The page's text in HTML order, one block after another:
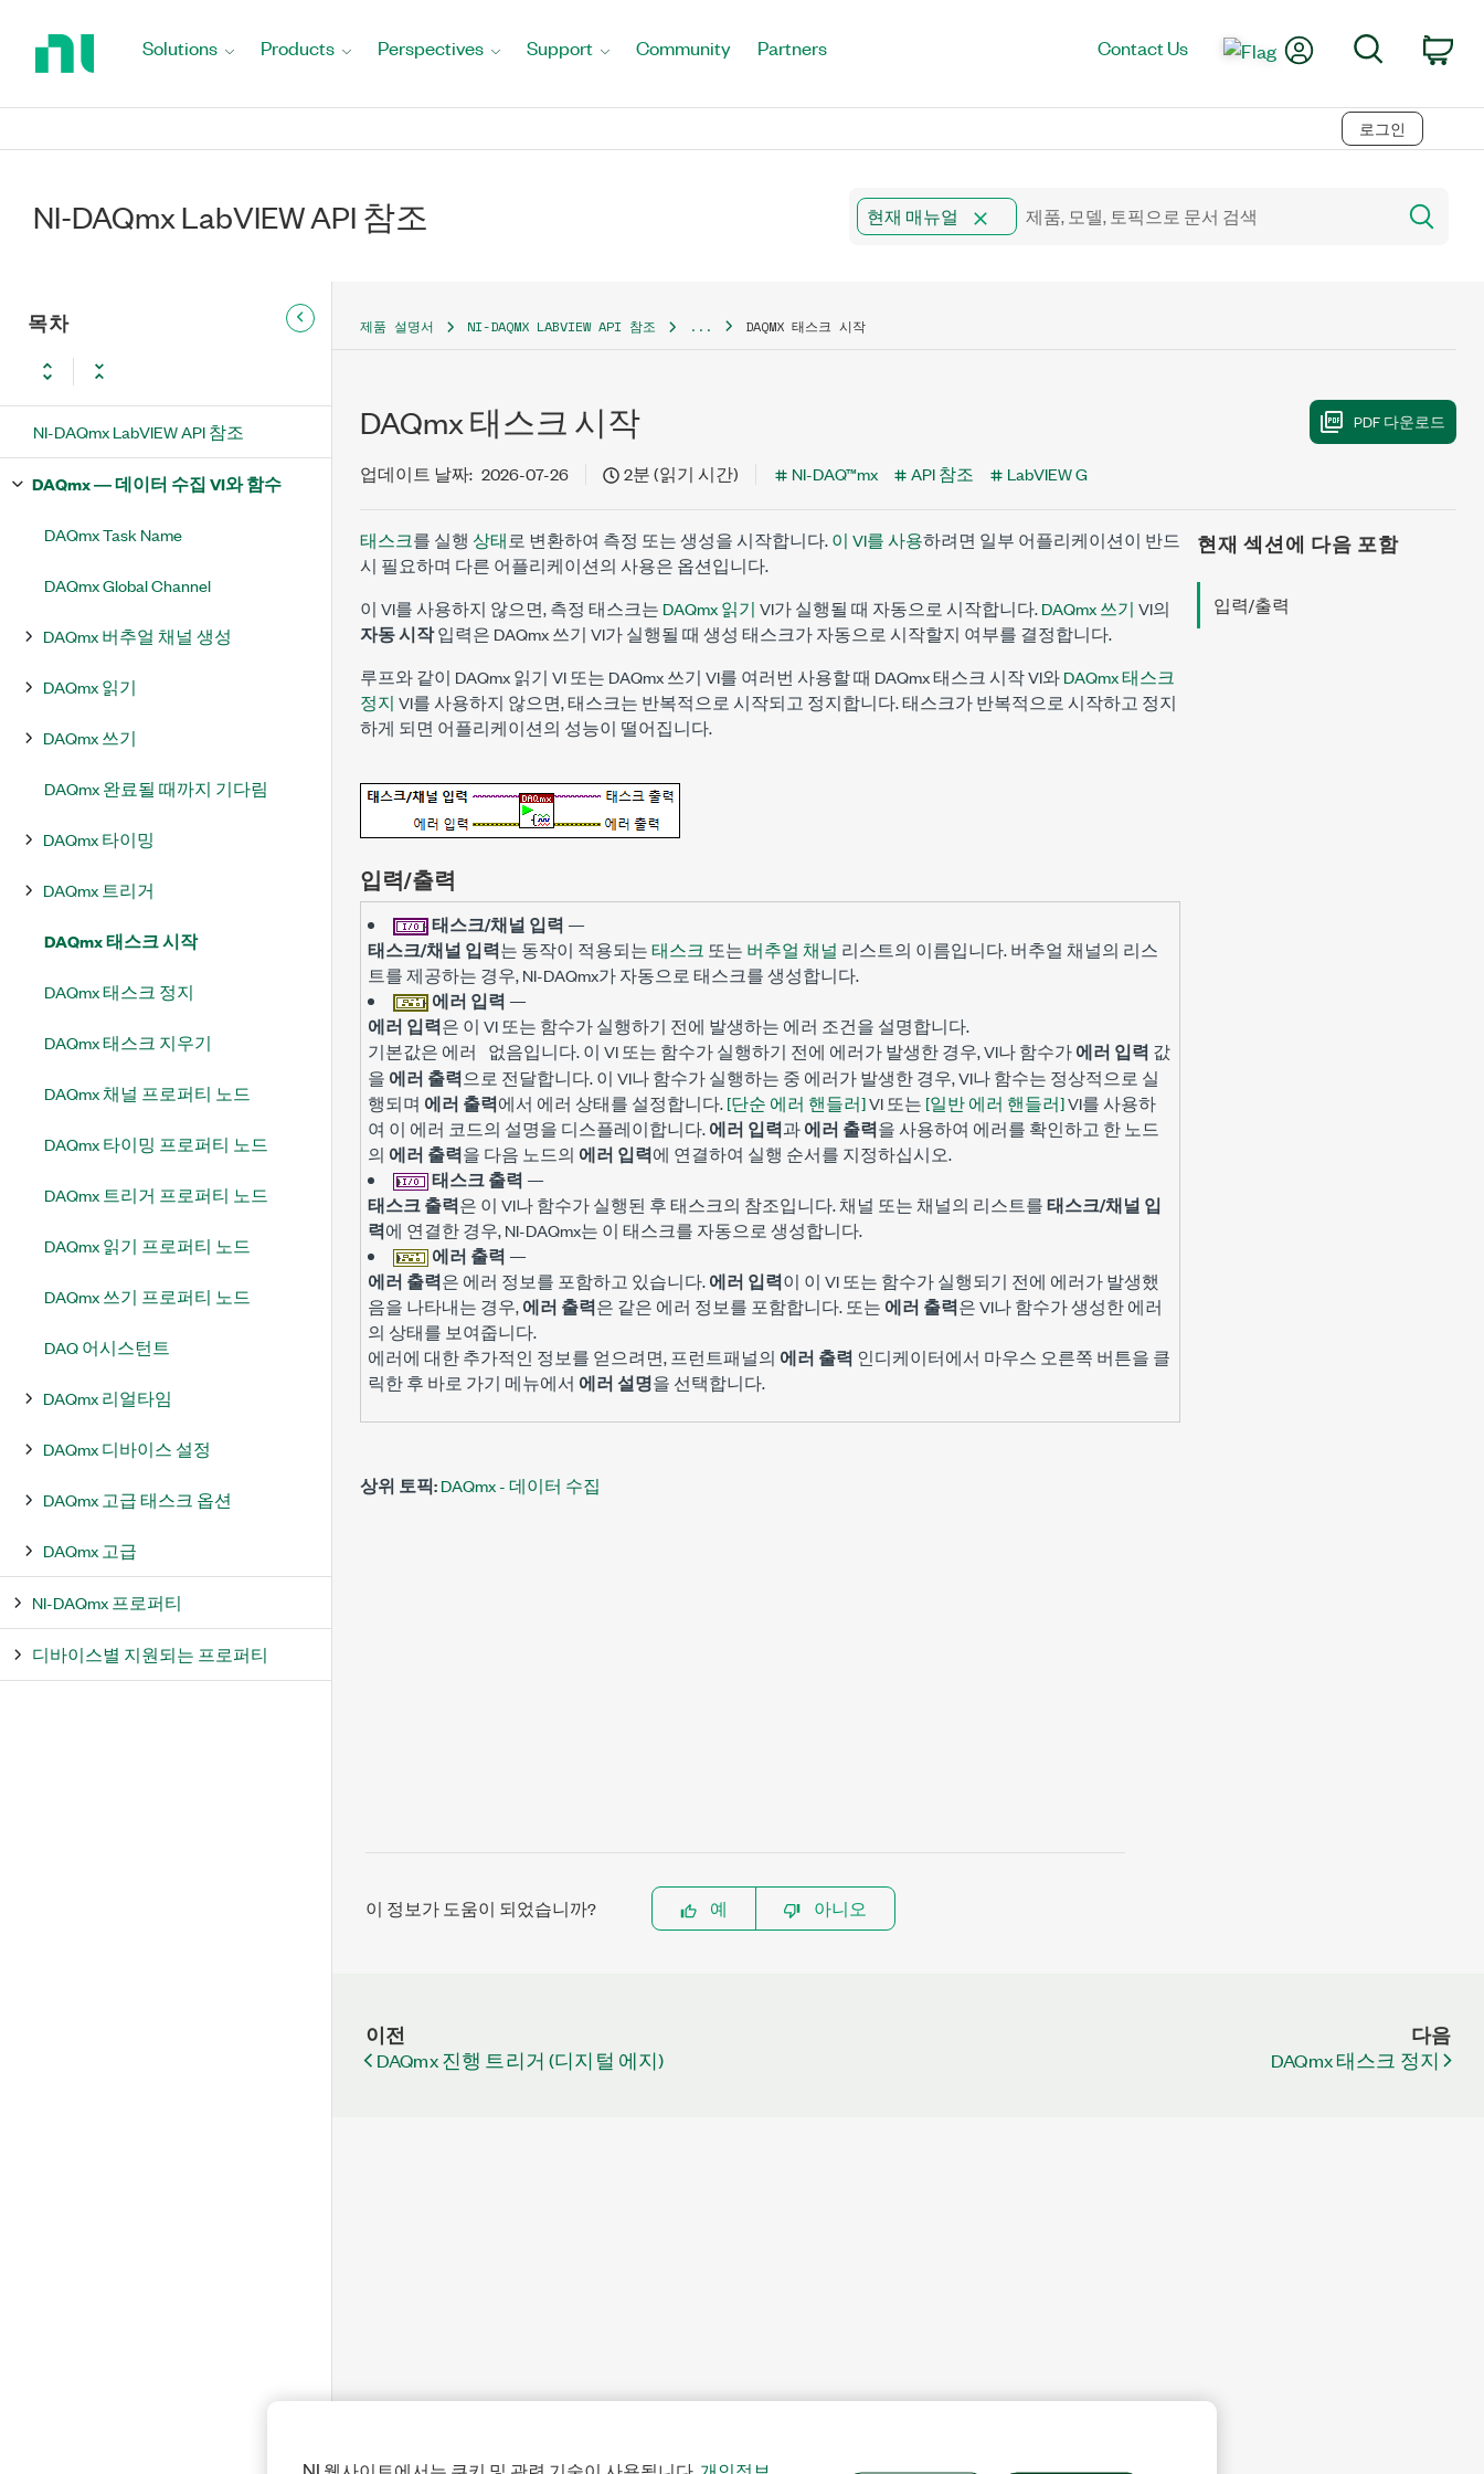
Solutions Products Perspectives Support Community Partners Contact Us My AccountSearch
로그인
NI-DAQmx LabVIEW API 참조 현재 매뉴얼
목차
NI-DAQmx LabVIEW API 참조
DAQmx ― 데이터 수집 VI와 함수
DAQmx Task Name
DAQmx Global Channel
DAQmx 버추얼 채널 생성
DAQmx 읽기
DAQmx 쓰기
DAQmx 완료될 때까지 기다림
DAQmx 타이밍
DAQmx 트리거
DAQmx 태스크 시작
DAQmx 태스크 정지
DAQmx 태스크 지우기
DAQmx 채널 프로퍼티 노드
DAQmx 타이밍 프로퍼티 노드
DAQmx 트리거 프로퍼티 노드
DAQmx 읽기 프로퍼티 노드
DAQmx 쓰기 프로퍼티 노드
DAQ 어시스턴트
DAQmx 리얼타임
DAQmx 디바이스 설정
DAQmx 고급 태스크 옵션
DAQmx 고급
NI-DAQmx 프로퍼티
디바이스별 지원되는 프로퍼티
제품 설명서 NI-DAQMX LABVIEW API 참조 ... DAQMX 태스크 시작
DAQmx 태스크 시작
업데이트 날짜: 2026-07-26 2분 (읽기 시간) NI-DAQ™mx API 참조 LabVIEW G
태스크를 실행 상태 로 변환하여 측정 또는 생성을 시작합니다.이 VI를 사용하려면 일부 어플리케이션이 반드
시 필요하며 다른 어플리케이션의 사용은 옵션입니다.
이 VI를 사용하지 않으면, 측정 태스크는 DAQmx 읽기 VI가 실행될 때 자동으로 시작합니다.DAQmx 쓰기 VI의
자동 시작입력은 DAQmx 쓰기 VI가 실행될 때 생성 태스크가 자동으로 시작할지 여부를 결정합니다.
루프와 같이 DAQmx 읽기 VI 또는 DAQmx 쓰기 VI를 여러번 사용할 때 DAQmx 태스크 시작 VI와DAQmx 태스크
정지 VI를 사용하지 않으면, 태스크는 반복적으로 시작되고 정지합니다. 태스크가 반복적으로 시작하고 정지
하게 되면 어플리케이션의 성능이 떨어집니다.
입력/출력
태스크/채널 입력 —
태스크/채널 입력는 동작이 적용되는태스크 또는 버추얼 채널 리스트의 이름입니다. 버추얼 채널의 리스
트를 제공하는 경우, NI-DAQmx가 자동으로 태스크를 생성합니다.
에러 입력 —
에러 입력은 이 VI 또는 함수가 실행하기 전에 발생하는 에러 조건을 설명합니다.
기본값은 에러 없음입니다. 이 VI 또는 함수가 실행하기 전에 에러가 발생한 경우, VI나 함수가에러 입력 값
을 에러 출력으로 전달합니다. 이 VI나 함수가 실행하는 중 에러가 발생한 경우, VI나 함수는 정상적으로 실
행되며 에러 출력에서 에러 상태를 설정합니다.[단순 에러 핸들러]VI 또는 [일반 에러 핸들러]VI를 사용하
여 이 에러 코드의 설명을 디스플레이합니다.에러 입력과에러 출력을 사용하여 에러를 확인하고 한 노드
의 에러 출력을 다음 노드의 에러 입력에 연결하여 실행 순서를 지정하십시오.
태스크 출력 —
태스크 출력은 이 VI나 함수가 실행된 후 태스크의 참조입니다. 채널 또는 채널의 리스트를태스크/채널 입
력에 연결한 경우, NI-DAQmx는 이 태스크를 자동으로 생성합니다.
에러 출력 —
에러 출력은 에러 정보를 포함하고 있습니다.에러 입력이 이 VI 또는 함수가 실행되기 전에 에러가 발생했
음을 나타내는 경우,에러 출력은 같은 에러 정보를 포함합니다. 또는 에러 출력은 VI나 함수가 생성한 에러
의 상태를 보여줍니다.
에러에 대한 추가적인 정보를 얻으려면, 프런트패널의 에러 출력 인디케이터에서 마우스 오른쪽 버튼을 클
릭한 후 바로 가기 메뉴에서 에러 설명을 선택합니다.
상위 토픽:DAQmx - 데이터 수집
현재 섹션에 다음 포함
입력/출력
이 정보가 도움이 되었습니까? 예 아니오
이전
DAQmx 진행 트리거 (디지털 에지)
다음
DAQmx 태스크 정지